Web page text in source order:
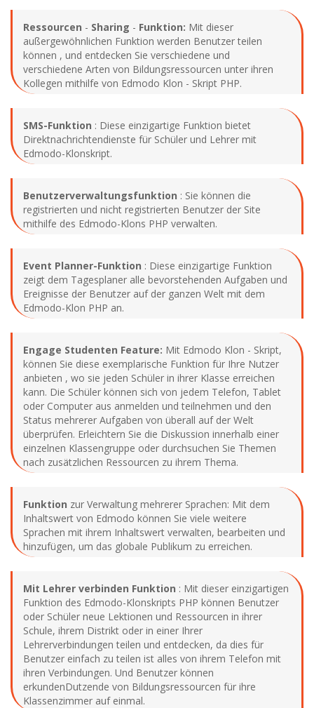
Ressourcen - Sharing - Funktion: Mit dieser
außergewöhnlichen Funktion werden Benutzer teilen
können , und entdecken Sie verschiedene und
verschiedene Arten von Bildungsressourcen unter ihren
Kollegen mithilfe von Edmodo Klon - Skript PHP.
SMS-Funktion : Diese einzigartige Funktion bietet
Direktnachrichtendienste für Schüler und Lehrer mit
Edmodo-Klonskript.
Benutzerverwaltungsfunktion : Sie können die
registrierten und nicht registrierten Benutzer der Site
mithilfe des Edmodo-Klons PHP verwalten.
Event Planner-Funktion : Diese einzigartige Funktion
zeigt dem Tagesplaner alle bevorstehenden Aufgaben und
Ereignisse der Benutzer auf der ganzen Welt mit dem
Edmodo-Klon PHP an.
Engage Studenten Feature: Mit Edmodo Klon - Skript,
können Sie diese exemplarische Funktion für Ihre Nutzer
anbieten , wo sie jeden Schüler in ihrer Klasse erreichen
kann. Die Schüler können sich von jedem Telefon, Tablet
oder Computer aus anmelden und teilnehmen und den
Status mehrerer Aufgaben von überall auf der Welt
überprüfen. Erleichtern Sie die Diskussion innerhalb einer
einzelnen Klassengruppe oder durchsuchen Sie Themen
nach zusätzlichen Ressourcen zu ihrem Thema.
Funktion zur Verwaltung mehrerer Sprachen: Mit dem
Inhaltswert von Edmodo können Sie viele weitere
Sprachen mit ihrem Inhaltswert verwalten, bearbeiten und
hinzufügen, um das globale Publikum zu erreichen.
Mit Lehrer verbinden Funktion : Mit dieser einzigartigen
Funktion des Edmodo-Klonskripts PHP können Benutzer
oder Schüler neue Lektionen und Ressourcen in ihrer
Schule, ihrem Distrikt oder in einer Ihrer
Lehrerverbindungen teilen und entdecken, da dies für
Benutzer einfach zu teilen ist alles von ihrem Telefon mit
ihren Verbindungen. Und Benutzer können
erkundenDutzende von Bildungsressourcen für ihre
Klassenzimmer auf einmal.